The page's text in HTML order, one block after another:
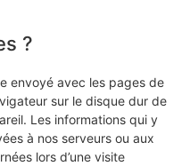
?
envoyé avec les pages de
sur le disque dur de
Les informations qui y
à nos serveurs ou aux
lors d’une visite